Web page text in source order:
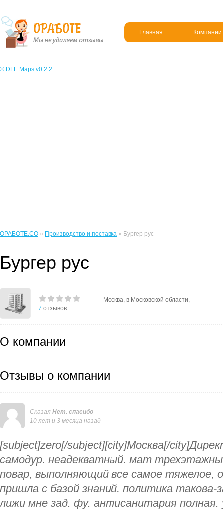
Главная Компании
© DLE Maps v0.2.2
ОРАБОТЕ.CO » Производство и поставка » Бургер рус
Бургер рус
7 отзывов
Москва, в Московской области,
О компании
Отзывы о компании
Сказал Нет. спасибо
10 лет и 3 месяца назад
[subject]zero[/subject][city]Москва[/
самодур. неадекватный. мат
повар, выполняющий все самое тяжелое,
пришла с базой знаний. политика такова-
лижи мне зад. фу. антисанитария полная.